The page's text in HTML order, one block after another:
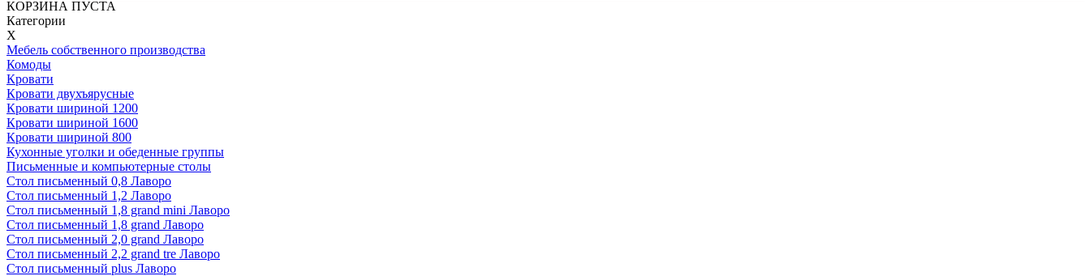
КОРЗИНА ПУСТА
Категории
Х
Мебель собственного производства
Комоды
Кровати
Кровати двухъярусные
Кровати шириной 1200
Кровати шириной 1600
Кровати шириной 800
Кухонные уголки и обеденные группы
Письменные и компьютерные столы
Стол письменный 0,8 Лаворо
Стол письменный 1,2 Лаворо
Стол письменный 1,8 grand mini Лаворо
Стол письменный 1,8 grand Лаворо
Стол письменный 2,0 grand Лаворо
Стол письменный 2,2 grand tre Лаворо
Стол письменный plus Лаворо